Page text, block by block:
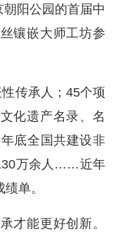
阳公园的首届中
镶嵌大师工坊参
传承人；45个项
化遗产名录、名
底全国共建设非
万余人……近年
单。
才能更好创新。